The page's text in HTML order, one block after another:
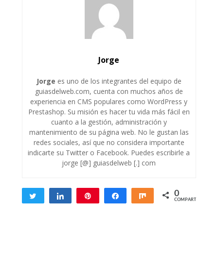
Jorge
Jorge es uno de los integrantes del equipo de
guiasdelweb.com, cuenta con muchos años de
experiencia en CMS populares como WordPress y
Prestashop. Su misión es hacer tu vida más fácil en
cuanto a la gestión, administración y
mantenimiento de su página web. No le gustan las
redes sociales, así que no considera importante
indicarte su Twitter o Facebook. Puedes escribirle a
jorge [@] guiasdelweb [.] com
Twittear Compartir Compartir Compartir
0
COMPARTIR